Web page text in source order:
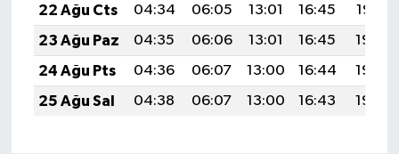
22 Ağu Cts
04:34 06:05 13:01 16:45
19:47
23 Ağu Paz
04:35 06:06 13:01 16:45
19:46
24 Ağu Pts
04:36 06:07 13:00 16:44
19:44
25 Ağu Sal
04:38 06:07 13:00 16:43 19:43